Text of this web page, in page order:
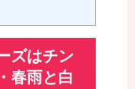
ズはチン
春雨と白